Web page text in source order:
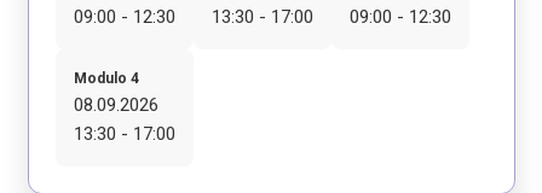
09:00 - 12:30
13:30 - 17:00
09:00 - 12:30
Modulo 4
08.09.2026
13:30 - 17:00